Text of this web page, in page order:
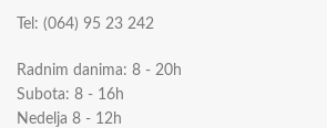
Tel: (064) 95 23 242
Radnim danima: 8 - 20h
Subota: 8 - 16h
Nedelja 8 - 12h